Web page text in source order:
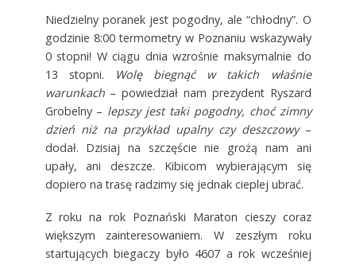
Niedzielny poranek jest pogodny, ale “chłodny”. O
godzinie 8:00 termometry w Poznaniu wskazywały
0 stopni! W ciągu dnia wzrośnie maksymalnie do
13 stopni.
Wolę biegnąć w takich właśnie
warunkach– powiedział nam prezydent Ryszard
Grobelny – lepszy jest taki pogodny, choć zimny
dzień niż na przykład upalny czy deszczowy–
dodał. Dzisiaj na szczęście nie grożą nam ani
upały, ani deszcze. Kibicom wybierającym się
dopiero na trasę radzimy się jednak cieplej ubrać.
Z roku na rok Poznański Maraton cieszy coraz
większym zainteresowaniem. W zeszłym roku
startujących biegaczy było 4607 a rok wcześniej